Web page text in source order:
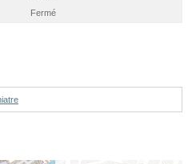
Fermé